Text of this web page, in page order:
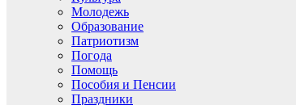
Молодежь
Образование
Патриотизм
Погода
Помощь
Пособия и Пенсии
Праздники